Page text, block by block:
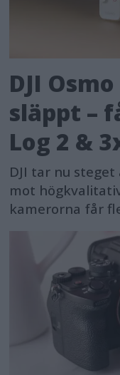
DJI
släppt –
Log 2 &
DJI tar nu
mot
kamerorna får